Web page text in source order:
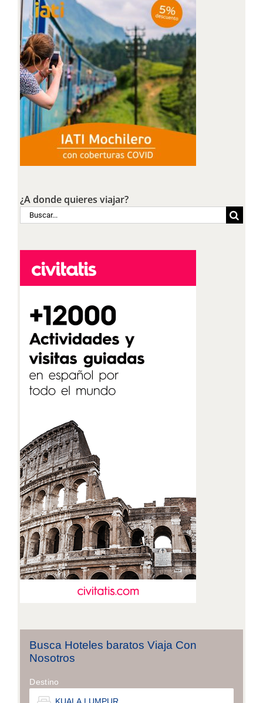
¿A donde quieres viajar?
Buscar:
Busca Hoteles baratos Viaja Con
Nosotros
Destino